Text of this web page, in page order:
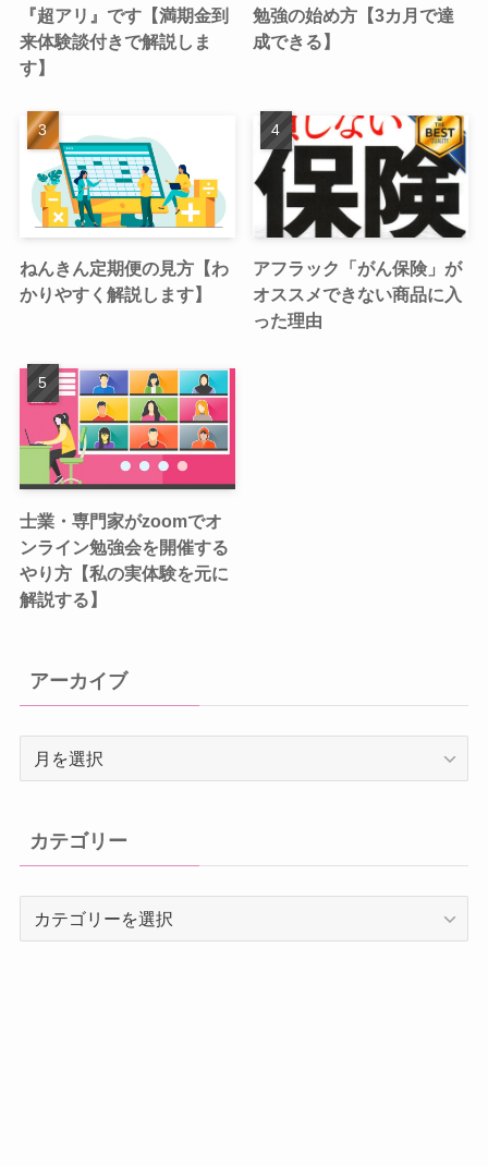
『超アリ』です【満期金到
来体験談付きで解説しま
す】
勉強の始め方【3カ月で達
成できる】
ねんきん定期便の見方【わ
かりやすく解説します】
アフラック「がん保険」が
オススメできない商品に入
った理由
士業・専門家がzoomでオ
ンライン勉強会を開催する
やり方【私の実体験を元に
解説する】
アーカイブ
ブ
カテゴリー